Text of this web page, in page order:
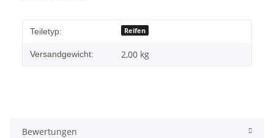
Teiletyp: Reifen
Versandgewicht: 2,00 kg
Bewertungen